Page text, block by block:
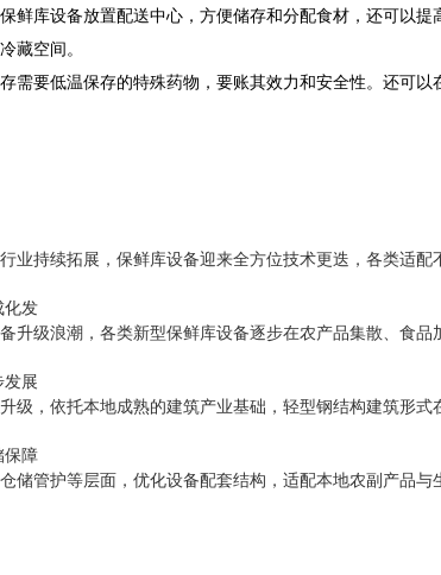
鲜库设备放置配送中心，方便储存和分配食材，还可以
藏空间。
需要低温保存的特殊药物，要账其效力和安全性。还可
业持续拓展，保鲜库设备迎来全方位技术更迭，各类适配
化发
升级浪潮，各类新型保鲜库设备逐步在农产品集散、食品
展
级，依托本地成熟的建筑产业基础，轻型钢结构建筑形式
保障
储管护等层面，优化设备配套结构，适配本地农副产品与